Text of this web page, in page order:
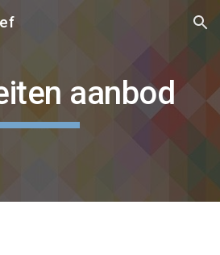
Skip to navigation
aanbod